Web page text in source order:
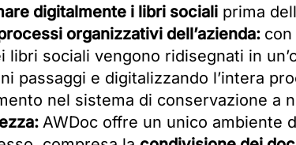
digitalmente i libri sociali prima
organizzativi dell’azienda: con
libri sociali vengono ridisegnati in
passaggi e digitalizzando l’intera
nel sistema di conservazione a
AWDoc offre un unico ambiente